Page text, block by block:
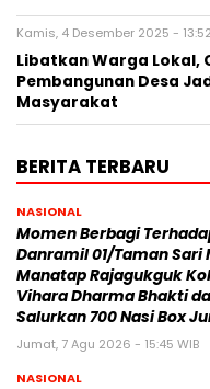
Kamis, 4 Desember 2025 -
Libatkan Warga Lokal,
Pembangunan Desa
Masyarakat
BERITA TERBARU
NASIONAL
Momen Berbagi
Danramil 01/Taman Sari
Manatap Rajagukguk
Vihara Dharma Bhakti
Salurkan 700 Nasi Box
Jumat, 7 Agu 2026 - 15:45 WIB
NASIONAL